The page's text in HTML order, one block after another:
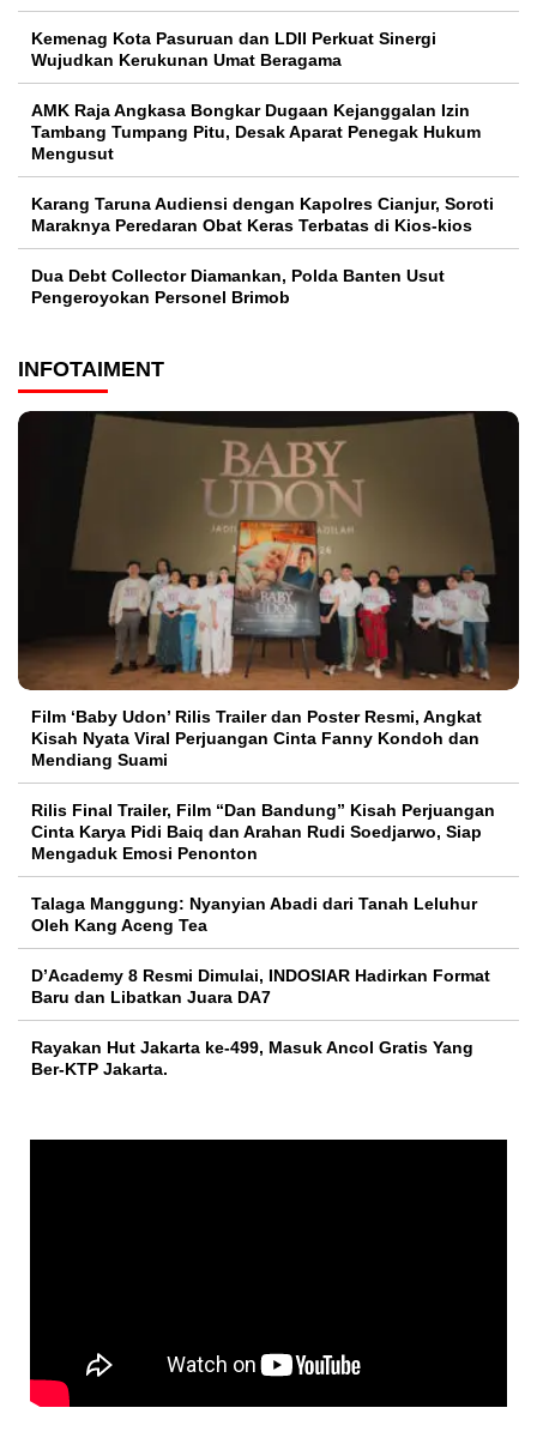
Kemenag Kota Pasuruan dan LDII Perkuat Sinergi
Wujudkan Kerukunan Umat Beragama
AMK Raja Angkasa Bongkar Dugaan Kejanggalan Izin
Tambang Tumpang Pitu, Desak Aparat Penegak Hukum
Mengusut
Karang Taruna Audiensi dengan Kapolres Cianjur, Soroti
Maraknya Peredaran Obat Keras Terbatas di Kios-kios
Dua Debt Collector Diamankan, Polda Banten Usut
Pengeroyokan Personel Brimob
INFOTAIMENT
Film ‘Baby Udon’ Rilis Trailer dan Poster Resmi, Angkat
Kisah Nyata Viral Perjuangan Cinta Fanny Kondoh dan
Mendiang Suami
Rilis Final Trailer, Film “Dan Bandung” Kisah Perjuangan
Cinta Karya Pidi Baiq dan Arahan Rudi Soedjarwo, Siap
Mengaduk Emosi Penonton
Talaga Manggung: Nyanyian Abadi dari Tanah Leluhur
Oleh Kang Aceng Tea
D’Academy 8 Resmi Dimulai, INDOSIAR Hadirkan Format
Baru dan Libatkan Juara DA7
Rayakan Hut Jakarta ke-499, Masuk Ancol Gratis Yang
Ber-KTP Jakarta.